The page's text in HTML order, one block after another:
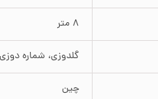
8 متر
گلدوزی، شماره
چین